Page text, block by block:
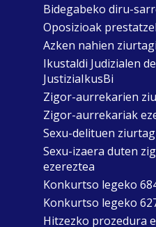
Bidegabeko diru-
Oposizioak
Azken nahien
Ikustaldi Judizialen
JustiziaIkusBi
Zigor-aurrekarien
Zigor-aurrekariak
Sexu-delituen
Sexu-izaera duten
ezereztea
Konkurtso legeko
Konkurtso legeko
Hitzezko prozedura